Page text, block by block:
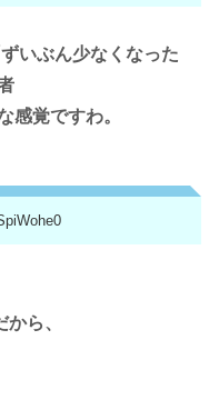
いぶん少なくなった
感覚ですわ。
ら、